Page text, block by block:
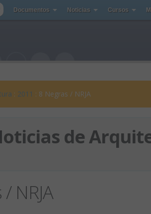
Documentos Noticias Cursos
: 2011 : 8 Negras / NRJA
de
NRJA